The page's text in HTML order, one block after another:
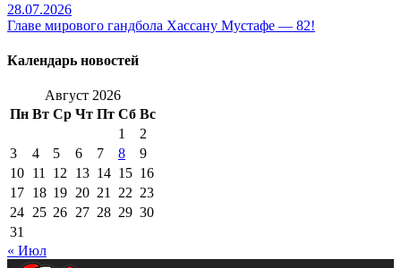
28.07.2026
Главе мирового гандбола Хассану Мустафе — 82!
Календарь новостей
Август 2026
Пн Вт Ср Чт Пт Сб Вс
1
2
3
4 5 6 7 8
9
10 11 12 13 14 15 16
17 18 19 20 21 22 23
24 25 26 27 28 29 30
31
« Июл